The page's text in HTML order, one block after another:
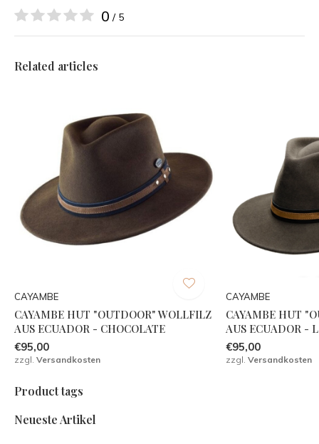
0 / 5
Related articles
CAYAMBE
CAYAMBE HUT "OUTDOOR" WOLLFILZ
AUS ECUADOR - CHOCOLATE
€95,00
zzgl. Versandkosten
CAYAMBE
CAYAMBE HUT
AUS ECUADOR -
€95,00
zzgl.Versandkosten
Product tags
Neueste Artikel